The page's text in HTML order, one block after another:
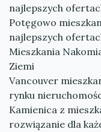
najlepszych
Potęgowo
najlepszych
Mieszkania
Ziemi
Vancouver
rynku
Kamienica z
rozwiązanie dla